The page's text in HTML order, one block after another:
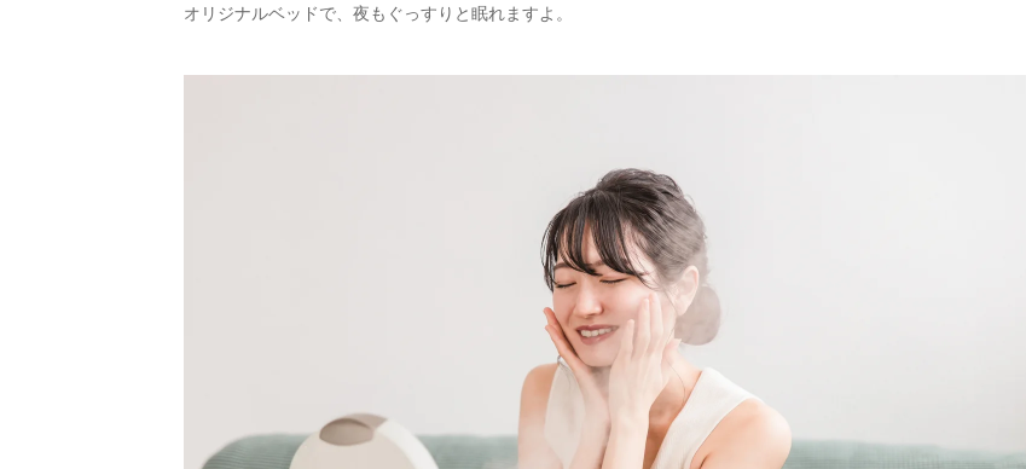
オリジナルベッドで、夜もぐっすりと眠れますよ。